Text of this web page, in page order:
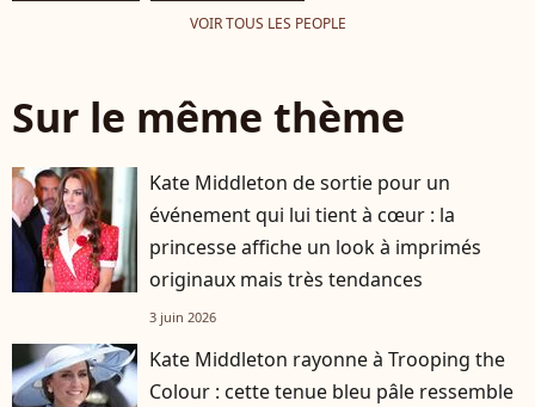
VOIR TOUS LES PEOPLE
Sur le même thème
Kate Middleton de sortie pour un
événement qui lui tient à cœur : la
princesse affiche un look à imprimés
originaux mais très tendances
3 juin 2026
Kate Middleton rayonne à Trooping the
Colour : cette tenue bleu pâle ressemble